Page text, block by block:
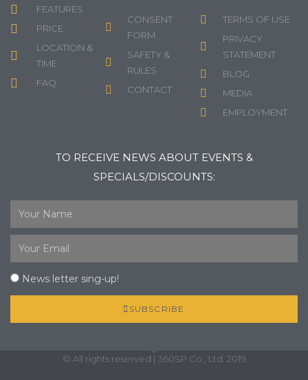
FEATURES
PRICE
LOCATION &
TIME
FAQ
CONSENT
FORM
SAFETY &
RULES
CONTACT
TERMS OF USE
PRIVACY
STATEMENT
BLOG
MEDIA
EMPLOYMENT
TO RECEIVE NEWS ABOUT EVENTS &
SPECIALS/DISCOUNTS:
News letter sing-up!
SUBSCRIBE
© All rights reserved | 360SP Co., Ltd. 2019